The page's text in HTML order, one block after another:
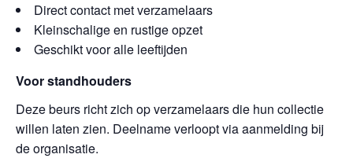
Direct contact met verzamelaars
Kleinschalige en rustige opzet
Geschikt voor alle leeftijden
Voor standhouders
Deze beurs richt zich op verzamelaars die hun collectie
willen laten zien. Deelname verloopt via aanmelding bij
de organisatie.